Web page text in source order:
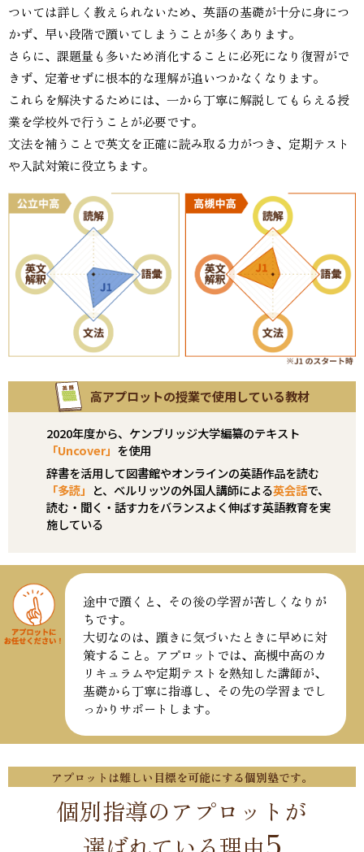
ついては詳しく教えられないため、英語の基礎が十分に身につ
かず、早い段階で躓いてしまうことが多くあります。
さらに、課題量も多いため消化することに必死になり復習がで
きず、定着せずに根本的な理解が追いつかなくなります。
これらを解決するためには、一から丁寧に解説してもらえる授
業を学校外で行うことが必要です。
文法を補うことで英文を正確に読み取る力がつき、定期テスト
や入試対策に役立ちます。
高アプロットの授業で使用している教材
2020年度から、ケンブリッジ大学編纂のテキスト
「Uncover」 を使用
辞書を活用して図書館やオンラインの英語作品を読む
「多読」 と、ベルリッツの外国人講師による英会話で、
読む・聞く・話す力をバランスよく伸ばす英語教育を実
施している
途中で躓くと、その後の学習が苦しくなりが
ちです。
大切なのは、躓きに気づいたときに早めに対
策すること。アプロットでは、高槻中高のカ
リキュラムや定期テストを熟知した講師が、
基礎から丁寧に指導し、その先の学習までし
っかりサポートします。
アプロットは難しい目標を可能にする個別塾です。
個別指導のアプロットが
5